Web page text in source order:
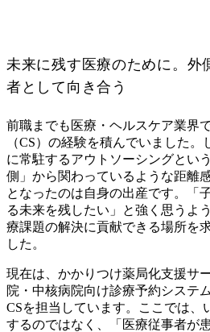
未来に残す医療のために。外
者として向き合う
前職までも医療・ヘルスケア業界
（CS）の経験を積んでいました
に常駐するアウトソーシングとい
側」から関わっているような距離
となったのは自身の出産です。「
る未来を残したい」と強く思うよ
療課題の解決に貢献できる場所を
した。
現在は、かかりつけ薬局化支援サ
院・中核病院向け診療予約システ
CSを担当しています。ここでは、
するのではなく、「医療従事者が